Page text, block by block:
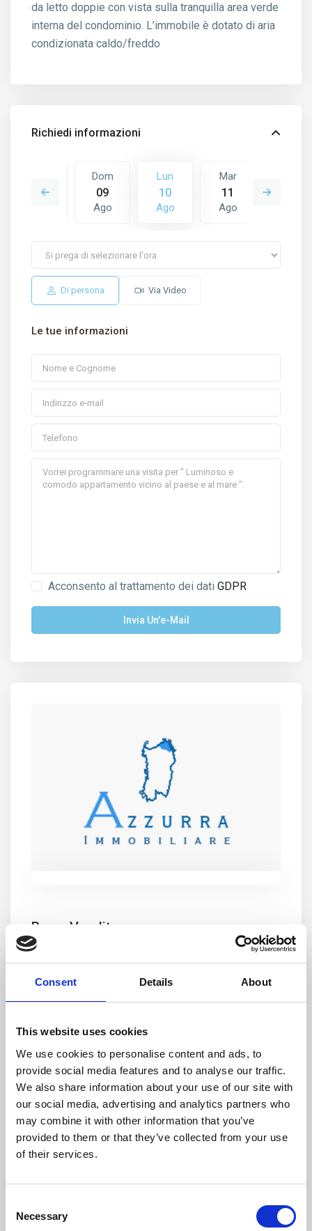
Consent Details About
This website uses cookies
We use cookies to personalise content and ads, to
provide social media features and to analyse our traffic.
We also share information about your use of our site with
our social media, advertising and analytics partners who
may combine it with other information that you’ve
provided to them or that they’ve collected from your use
of their services.
Selection
Necessary
da letto doppie con vista sulla tranquilla area verde
interna del condominio. L’immobile è dotato di aria
condizionata caldo/freddo
Richiedi informazioni
18
Dom
09
Ago
Lun
10
Ago
Mar
11
Ago
Di persona Via Video
Le tue informazioni
Acconsento al trattamento dei datiGDPR
Resp. Vendita
gabriella@aimmobiliare.it
Membro di:Azzurra Immobiliare
Contattami